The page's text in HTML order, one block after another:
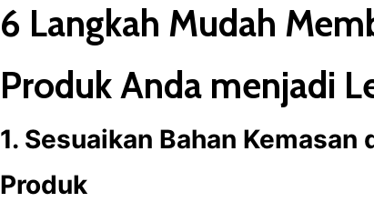
6 Langkah Mudah
Produk Anda menjadi
1. Sesuaikan Bahan Kemasan
Produk